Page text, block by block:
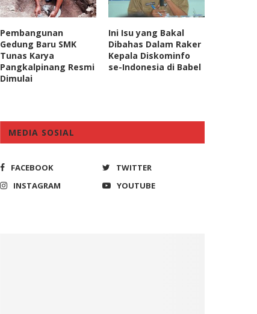
Pembangunan
Gedung Baru SMK
Tunas Karya
Pangkalpinang Resmi
Dimulai
Ini Isu yang Bakal
Dibahas Dalam Raker
Kepala Diskominfo
se-Indonesia di Babel
MEDIA SOSIAL
FACEBOOK
TWITTER
INSTAGRAM
YOUTUBE